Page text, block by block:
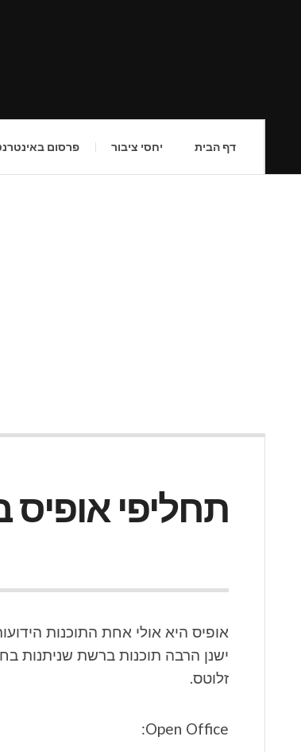
דף הבית יחסי ציבור פרסום
תחליפי אופיס
אופיס היא אולי אחת התוכנות
ישנן הרבה תוכנות ברשת שניתנות
זלוטס.
Open Office: